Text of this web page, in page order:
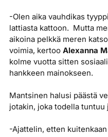
-Olen aika vauhdikas
lattiasta kattoon. Mutta
aikoina pelkkä meren
voimia, kertoo Alexanna
kolme vuotta sitten
hankkeen mainokseen.
Mantsinen halusi päästä
jotakin, joka todella
-Ajattelin, etten